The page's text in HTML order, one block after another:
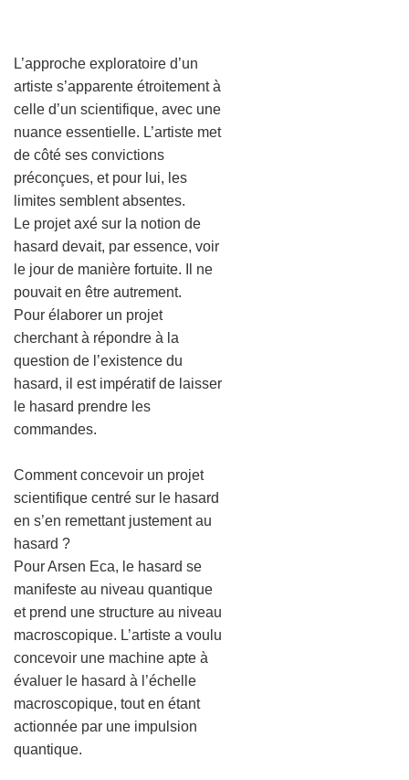
L’approche exploratoire d’un
artiste s’apparente étroitement à
celle d’un scientifique, avec une
nuance essentielle. L’artiste met
de côté ses convictions
préconçues, et pour lui, les
limites semblent absentes.
Le projet axé sur la notion de
hasard devait, par essence, voir
le jour de manière fortuite. Il ne
pouvait en être autrement.
Pour élaborer un projet
cherchant à répondre à la
question de l’existence du
hasard, il est impératif de laisser
le hasard prendre les
commandes.
Comment concevoir un projet
scientifique centré sur le hasard
en s’en remettant justement au
hasard ?
Pour Arsen Eca, le hasard se
manifeste au niveau quantique
et prend une structure au niveau
macroscopique. L’artiste a voulu
concevoir une machine apte à
évaluer le hasard à l’échelle
macroscopique, tout en étant
actionnée par une impulsion
quantique.